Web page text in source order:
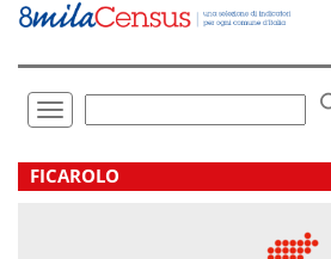
Vai
direttamente
Toggle
navigation
.
FICAROLO